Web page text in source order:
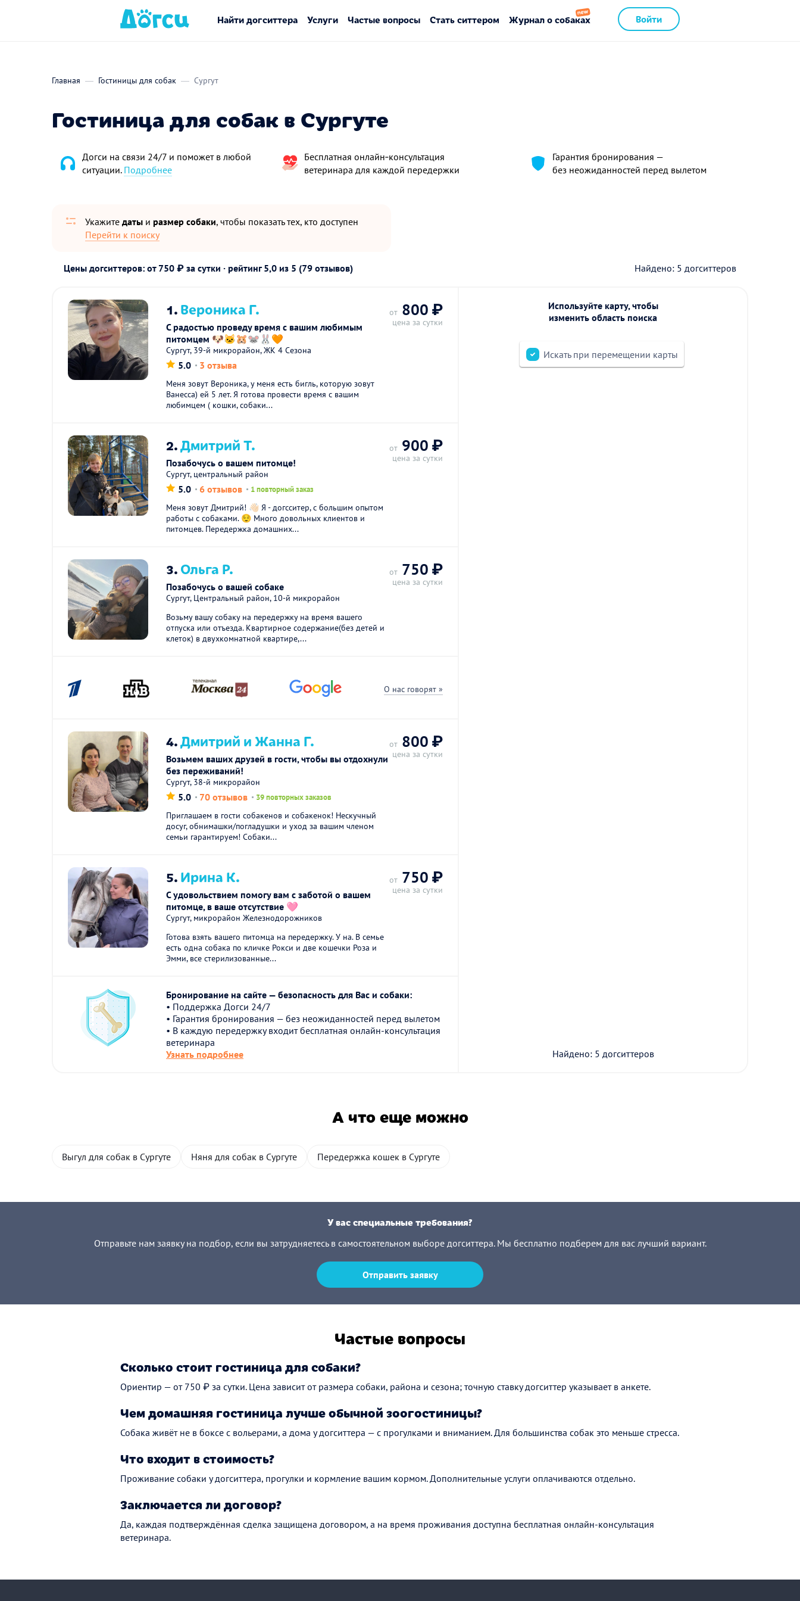
Войти
Найти догситтера Услуги Частые вопросы Стать ситтером Журнал о собаках
Главная Гостиницы для собак Сургут
Гостиница для собак в Сургуте
Догси на связи 24/7 и поможет в любой
ситуации. Подробнее
Бесплатная онлайн‑консультация
ветеринара для каждой передержки
Гарантия бронирования —
без неожиданностей перед вылетом
Укажите даты и размер собаки, чтобы показать тех, кто доступен
Перейти к поиску
Цены догситтеров: от 750 ₽ за сутки · рейтинг 5,0 из 5 (79 отзывов) Найдено: 5 догситтеров
1.Вероника Г.
С радостью проведу время с вашим любимым
питомцем 🐶🐱🐹🐭🐰🧡
Сургут, 39-й микрорайон, ЖК 4 Сезона
5.0 3 отзыва
Меня зовут Вероника, у меня есть бигль, которую зовут
Ванесса) ей 5 лет. Я готова провести время с вашим
любимцем ( кошки, собаки...
от 800 ₽
цена за сутки
2.Дмитрий Т.
Позабочусь о вашем питомце!
Сургут, центральный район
5.0 6 отзывов 1 повторный заказ
Меня зовут Дмитрий! 👋🏻 Я - догсситер, с большим опытом
работы с собаками. 😌 Много довольных клиентов и
питомцев. Передержка домашних...
от 900 ₽
цена за сутки
3.Ольга Р.
Позабочусь о вашей собаке
Сургут, Центральный район, 10-й микрорайон
Возьму вашу собаку на передержку на время вашего
отпуска или отъезда. Квартирное содержание(без детей и
клеток) в двухкомнатной квартире,...
от 750 ₽
цена за сутки
О нас говорят »
4.Дмитрий и Жанна Г.
Возьмем ваших друзей в гости, чтобы вы отдохнули
без переживаний!
Сургут, 38-й микрорайон
5.0 70 отзывов 39 повторных заказов
Приглашаем в гости собакенов и собакенок! Нескучный
досуг, обнимашки/погладушки и уход за вашим членом
семьи гарантируем! Собаки...
от 800 ₽
цена за сутки
5.Ирина К.
С удовольствием помогу вам с заботой о вашем
питомце, в ваше отсутствие 🩷
Сургут, микрорайон Железнодорожников
Готова взять вашего питомца на передержку. У на. В семье
есть одна собака по кличке Рокси и две кошечки Роза и
Эмми, все стерилизованные...
от 750 ₽
цена за сутки
Бронирование на сайте — безопасность для Вас и собаки:
• Поддержка Догси 24/7
• Гарантия бронирования — без неожиданностей перед вылетом
• В каждую передержку входит бесплатная онлайн-консультация
ветеринара
Узнать подробнее
Используйте карту, чтобы
изменить область поиска
Искать при перемещении карты
Найдено: 5 догситтеров
А что еще можно
Выгул для собак в Сургуте Няня для собак в Сургуте Передержка кошек в Сургуте
У вас специальные требования?
Отправьте нам заявку на подбор, если вы затрудняетесь в самостоятельном выборе догситтера. Мы бесплатно подберем для вас лучший вариант.
Отправить заявку
Частые вопросы
Сколько стоит гостиница для собаки?
Ориентир — от 750 ₽ за сутки. Цена зависит от размера собаки, района и сезона; точную ставку догситтер указывает в анкете.
Чем домашняя гостиница лучше обычной зоогостиницы?
Собака живёт не в боксе с вольерами, а дома у догситтера — с прогулками и вниманием. Для большинства собак это меньше стресса.
Что входит в стоимость?
Проживание собаки у догситтера, прогулки и кормление вашим кормом. Дополнительные услуги оплачиваются отдельно.
Заключается ли договор?
Да, каждая подтверждённая сделка защищена договором, а на время проживания доступна бесплатная онлайн-консультация
ветеринара.